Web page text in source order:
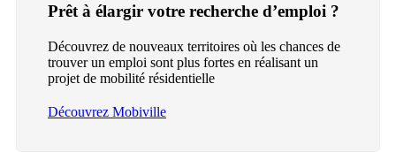
Prêt à élargir votre recherche d’emploi ?
Découvrez de nouveaux territoires où les chances de
trouver un emploi sont plus fortes en réalisant un
projet de mobilité résidentielle
Découvrez Mobiville